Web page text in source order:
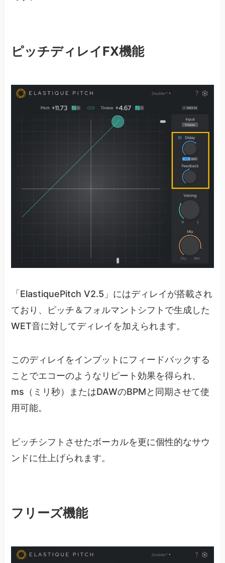
ピッチディレイFX機能
「ElastiquePitch V2.5」にはディレイが搭載され
ており、ピッチ＆フォルマントシフトで生成した
WET音に対してディレイを加えられます。
このディレイをインプットにフィードバックする
ことでエコーのようなリピート効果を得られ、
ms（ミリ秒）またはDAWのBPMと同期させて使
用可能。
ピッチシフトさせたボーカルを更に個性的なサウ
ンドに仕上げられます。
フリーズ機能